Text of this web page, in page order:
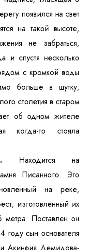
появился на свет
на такой высоте,
не забраться,
спустя несколько
с кромкой воды
больше в шутку,
столетия в старом
об одном жителе
когда-то стояла
Находится на
Писанного. Это
на реке,
изготовленный их
метра. Поставлен он
году сын основателя